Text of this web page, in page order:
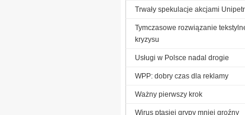
Trwały spekulacje akcjami
Tymczasowe rozwiązanie
kryzysu
Usługi w Polsce nadal drogie
WPP: dobry czas dla reklamy
Ważny pierwszy krok
Wirus ptasiej grypy mniej groźny